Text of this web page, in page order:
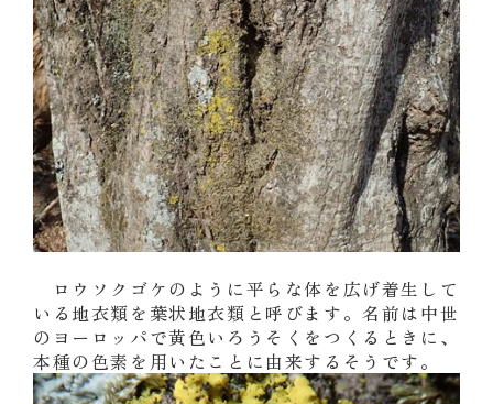
ロウソクゴケのように平らな体を広げ着生して
いる地衣類を葉状地衣類と呼びます。名前は中世
のヨーロッパで黄色いろうそくをつくるときに、
本種の色素を用いたことに由来するそうです。